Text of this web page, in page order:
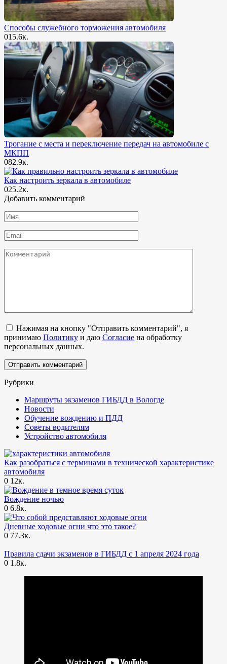
Способы служебного торможения автомобиля
015.6к.
Трогание с места и переключение передач на автомобиле с
МКПП
082.9к.
Как настроить зеркала в автомобиле
025.2к.
Добавить комментарий
Имя
*
Email
*
Комментарий
Нажимая на кнопку "Отправить комментарий", я
принимаю Политику и даю Согласие на обработку
персональных данных.
Рубрики
Маршруты экзаменов ГИБДД в Вологде
Новости
Обучение вождению и ПДД
Советы водителям
Устройство автомобиля
Как разобраться с терминами в технической характеристике
автомобиля
0 12к.
Вождение ночью
0 6.8к.
Дневные ходовые огни что это такое?
0 77.3к.
Правила сдачи экзаменов в ГИБДД с 1 апреля 2024 года
0 1.8к.